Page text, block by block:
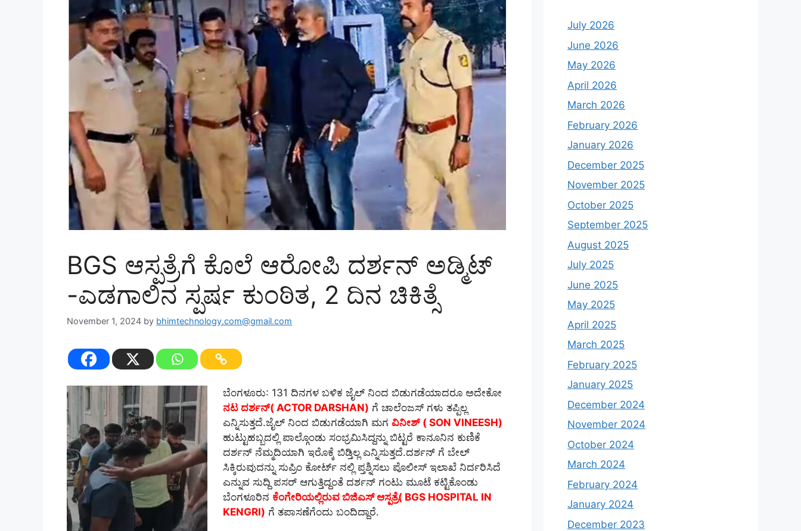
BGS ಆಸ್ಪತ್ರೆಗೆ ಕೊಲೆ ಆರೋಪಿ ದರ್ಶನ್‌ ಅಡ್ಮಿಟ್
-ಎಡಗಾಲಿನ ಸ್ಪರ್ಷ ಕುಂಠಿತ, 2 ದಿನ‌ ಚಿಕಿತ್ಸೆ
November 1, 2024 by bhimtechnology.com@gmail.com
ಬೆಂಗಳೂರು: 131 ದಿನಗಳ ಬಳಿಕ ಜೈಲ್‌ ನಿಂದ ಬಿಡುಗಡೆಯಾದರೂ ಅದೇಕೋ
ನಟ ದರ್ಶನ್‌( ACTOR DARSHAN) ಗೆ ಚಾಲೆಂಜಸ್‌ ಗಳು ತಪ್ಪಿಲ್ಲ
ಎನ್ನಿಸುತ್ತದೆ.ಜೈಲ್‌ ನಿಂದ ಬಿಡುಗಡೆಯಾಗಿ ಮಗ ವಿನೀಶ್‌ ( SON VINEESH)
ಹುಟ್ಟುಹಬ್ಬದಲ್ಲಿ ಪಾಲ್ಗೊಂಡು ಸಂಭ್ರಮಿಸಿದ್ದನ್ನು ಬಿಟ್ಟರೆ ಕಾನೂನಿನ ಕುಣಿಕೆ
ದರ್ಶನ್‌ ನೆಮ್ಮದಿಯಾಗಿ ಇರೊಕ್ಕೆ ಬಿಡ್ತಿಲ್ಲ ಎನ್ನಿಸುತ್ತದೆ.ದರ್ಶನ್‌ ಗೆ ಬೇಲ್‌
ಸಿಕ್ಕಿರುವುದನ್ನು ಸುಪ್ರಿಂ ಕೋರ್ಟ್‌ ನಲ್ಲಿ ಪ್ತಶ್ನಿಸಲು ಪೊಲೀಸ್‌ ಇಲಾಖೆ ನಿರ್ದರಿಸಿದೆ
ಎನ್ನುವ ಸುದ್ದಿ ಪಸರ್‌ ಆಗುತ್ತಿದ್ದಂತೆ ದರ್ಶನ್‌ ಗಂಟು ಮೂಟೆ ಕಟ್ಟಿಕೊಂಡು
ಬೆಂಗಳೂರಿನ ಕೆಂಗೇರಿಯಲ್ಲಿರುವ ಬಿಜಿಎಸ್‌ ಆಸ್ಪತ್ರೆ( BGS HOSPITAL IN
KENGRI) ಗೆ ತಪಾಸಣೆಗೆಂದು ಬಂದಿದ್ದಾರೆ.
July 2026
June 2026
May 2026
April 2026
March 2026
February 2026
January 2026
December 2025
November 2025
October 2025
September 2025
August 2025
July 2025
June 2025
May 2025
April 2025
March 2025
February 2025
January 2025
December 2024
November 2024
October 2024
March 2024
February 2024
January 2024
December 2023